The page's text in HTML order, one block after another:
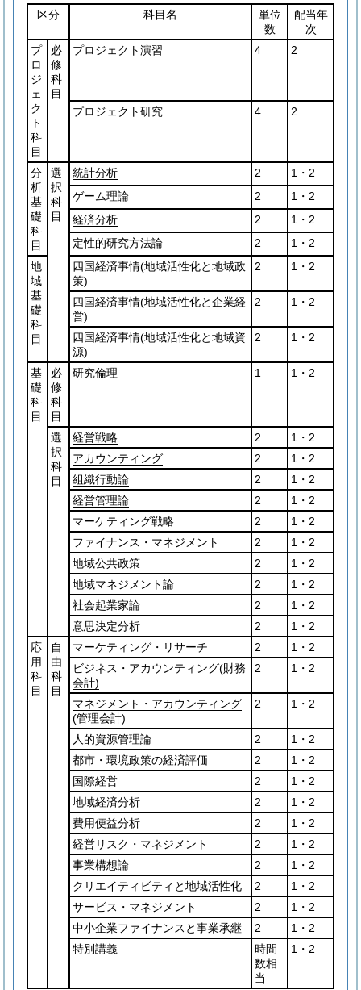
区分
科目名
単位
数
配当年
次
プ
ロ
ジ
ェ
ク
ト
科
目
必
修
科
目
プロジェクト演習 4 2
プロジェクト研究 4 2
分
析
基
礎
科
目
選
択
科
目
統計分析 2
1・2
ゲーム理論 2
1・2
経済分析
2
1・2
定性的研究方法論
2
1・2
地
域
基
礎
科
目
四国経済事情(地域活性化と地域政
策)
2 1・2
四国経済事情(地域活性化と企業経
営)
2 1・2
四国経済事情(地域活性化と地域資
源)
2 1・2
基
礎
科
目
必
修
科
目
研究倫理 1 1・2
選
択
科
目
経営戦略 2
1・2
アカウンティング
2
1・2
組織行動論
2
1・2
経営管理論
2
1・2
マーケティング戦略 2
1・2
ファイナンス ・マネジメント 2
1・2
地域公共政策
2
1・2
地域マネジメント論
2
1・2
社会起業家論
2
1・2
意思決定分析
2
1・2
応
用
科
目
自
由
科
目
マーケティング・リサーチ 2
1・2
ビジネス・アカウンティング(財務
会計)
2 1・2
マネジメント・アカウンティング
(管理会計)
2 1・2
人的資源管理論 2
1・2
都市・環境政策の経済評価
2
1・2
国際経営
2
1・2
地域経済分析
2
1・2
費用便益分析
2
1・2
経営リスク・マネジメント
2
1・2
事業構想論
2
1・2
クリエイティビティと地域活性化
2
1・2
サービス・マネジメント
2
1・2
中小企業ファイナンスと事業承継
2
1・2
特別講義
時間
数相
当
1・2